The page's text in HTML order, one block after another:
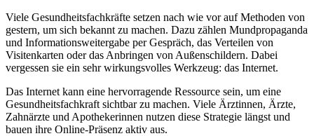
Viele Gesundheitsfachkräfte setzen nach wie vor auf Methoden von
gestern, um sich bekannt zu machen. Dazu zählen Mundpropaganda
und Informationsweitergabe per Gespräch, das Verteilen von
Visitenkarten oder das Anbringen von Außenschildern. Dabei
vergessen sie ein sehr wirkungsvolles Werkzeug: das Internet.
Das Internet kann eine hervorragende Ressource sein, um eine
Gesundheitsfachkraft sichtbar zu machen. Viele Ärztinnen, Ärzte,
Zahnärzte und Apothekerinnen nutzen diese Strategie längst und
bauen ihre Online-Präsenz aktiv aus.